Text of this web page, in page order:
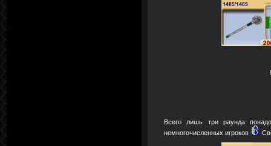
Всего лишь три раунда
немногочисленных игроков